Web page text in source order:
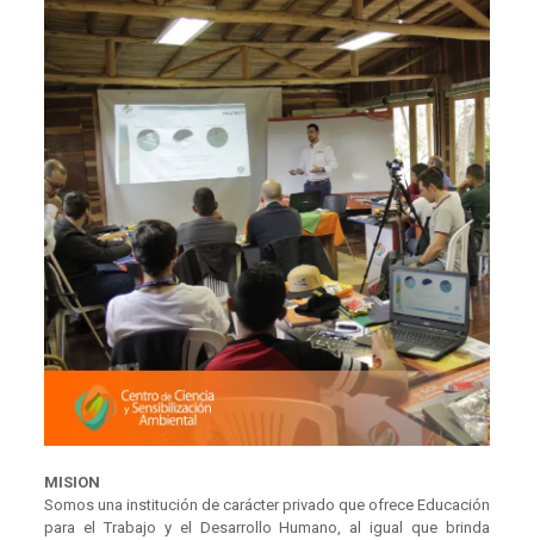
MISION
Somos una institución de carácter privado que ofrece Educación
para el Trabajo y el Desarrollo Humano, al igual que brinda